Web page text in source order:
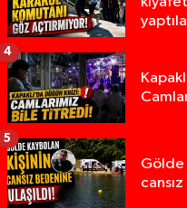
4
Gölde
5